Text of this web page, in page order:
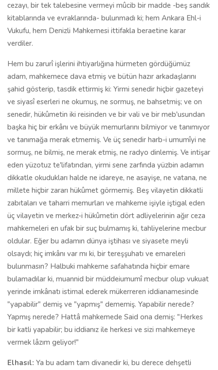
cezayı, bir tek talebesine vermeyi mûcib bir madde -beş sandık
kitablarında ve evraklarında- bulunmadı ki; hem Ankara Ehl-i
Vukufu, hem Denizli Mahkemesi ittifakla beraetine karar
verdiler.
Hem bu zarurî işlerini ihtiyarlığına hürmeten gördüğümüz
adam, mahkemece dava etmiş ve bütün hazır arkadaşlarını
şahid gösterip, tasdik ettirmiş ki: Yirmi senedir hiçbir gazeteyi
ve siyasî eserleri ne okumuş, ne sormuş, ne bahsetmiş; ve on
senedir, hükûmetin iki reisinden ve bir vali ve bir meb'usundan
başka hiç bir erkânı ve büyük memurlarını bilmiyor ve tanımıyor
ve tanımağa merak etmemiş. Ve üç senedir harb-i umumîyi ne
sormuş, ne bilmiş, ne merak etmiş, ne radyo dinlemiş. Ve intişar
eden yüzotuz te'lifatından, yirmi sene zarfında yüzbin adamın
dikkatle okudukları halde ne idareye, ne asayişe, ne vatana, ne
millete hiçbir zararı hükûmet görmemiş. Beş vilayetin dikkatli
zabıtaları ve taharri memurları ve mahkeme işiyle iştigal eden
üç vilayetin ve merkez-i hükûmetin dört adliyelerinin ağır ceza
mahkemeleri en ufak bir suç bulmamış ki, tahliyelerine mecbur
oldular. Eğer bu adamın dünya iştihası ve siyasete meyli
olsaydı; hiç imkânı var mı ki, bir tereşşuhatı ve emareleri
bulunmasın? Halbuki mahkeme safahatında hiçbir emare
bulamadılar ki, muannid bir müddeiumumî mecbur olup vukuat
yerinde imkânatı istimal ederek mükerreren iddianamesinde
"yapabilir" demiş ve "yapmış" dememiş. Yapabilir nerede?
Yapmış nerede? Hattâ mahkemede Said ona demiş: "Herkes
bir katli yapabilir; bu iddianız ile herkesi ve sizi mahkemeye
vermek lâzım geliyor!"
Elhasıl: Ya bu adam tam divanedir ki, bu derece dehşetli